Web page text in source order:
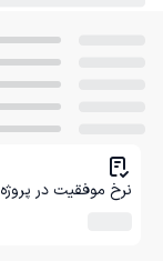
نرخ موفقیت در